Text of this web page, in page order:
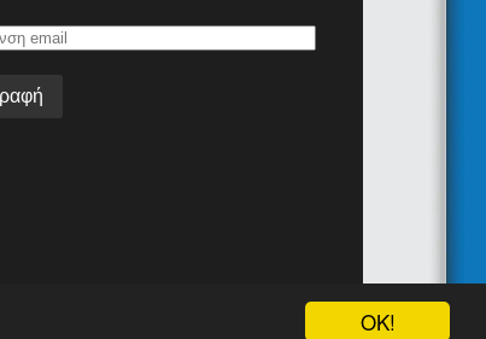
OK!
Join the team!